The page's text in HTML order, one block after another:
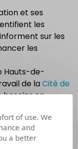
et ses
les
sur les
les
Hauts-de-
de laCité de
besoins en
France.
(cabinet
de
à davantage
of use. We
and
a better